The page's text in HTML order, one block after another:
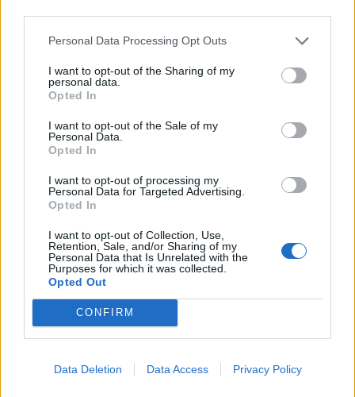
Personal Data Processing Opt Outs
I want to opt-out of the Sharing of my
personal data.
Opted In
I want to opt-out of the Sale of my
Personal Data.
Opted In
I want to opt-out of processing my
Personal Data for Targeted Advertising.
Opted In
I want to opt-out of Collection, Use,
Retention, Sale, and/or Sharing of my
Personal Data that Is Unrelated with the
Purposes for which it was collected.
Opted Out
CONFIRM
Data Deletion Data Access Privacy Policy
Related
Ναι, αλλά γιατί έπρεπε να απαντήσει η Μπάρκα -
έστω και με χιούμορ - σε τοξικό σχόλιο για πλαστικές;
Ο «ροκ σταρ» Φίλιππος Μιχόπουλος έγινε 44: Το ποστ
Τι συμβολίζουν για τη Σίσσυ Χρηστίδου οι 3 όμοιοι
αριθμοί στο χρυσό φυλαχτό που δεν αποχωρίζεται;
Το χιούμορ ήταν τελικά αυτό που έκανε την Emma